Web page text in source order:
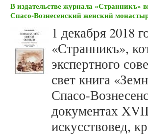
В издательстве журнала «Странникъ»
Спасо-Вознесенский женский
1 декабря 2018
«Странникъ»,
экспертного
свет книга
Спасо-
документах
искусствовед,